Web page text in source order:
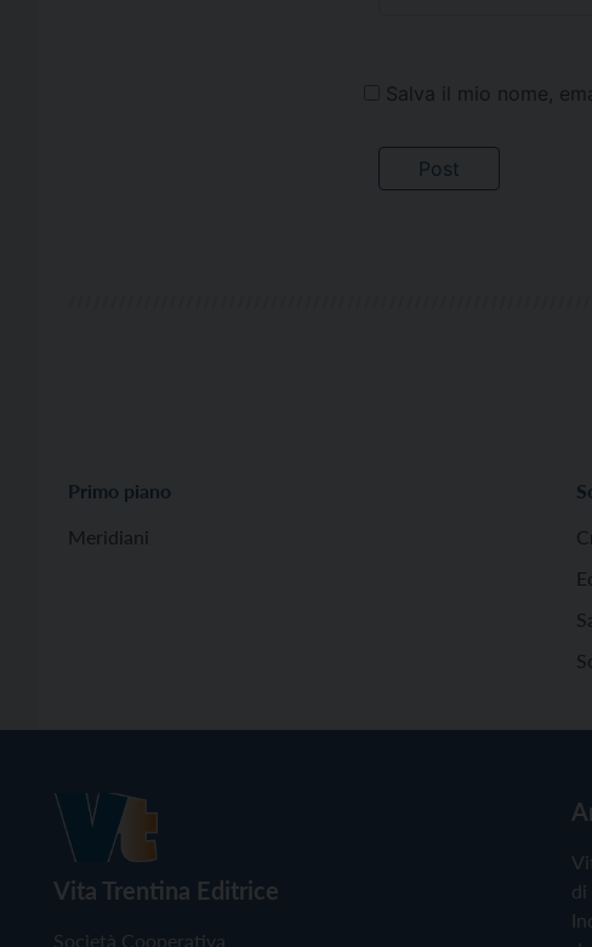
Salva il mio nome,
Primo piano
Meridiani
Vita Trentina Editrice
Società Cooperativa
di